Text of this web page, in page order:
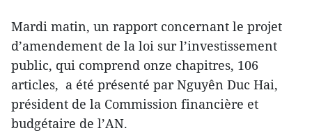
Mardi matin, un rapport concernant le projet
d’amendement de la loi sur l’investissement
public, qui comprend onze chapitres, 106
articles, a été présenté par Nguyên Duc Hai,
président de la Commission financière et
budgétaire de l’AN.